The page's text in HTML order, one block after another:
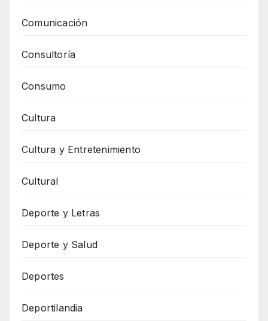
Comunicación
Consultoría
Consumo
Cultura
Cultura y Entretenimiento
Cultural
Deporte y Letras
Deporte y Salud
Deportes
Deportilandia